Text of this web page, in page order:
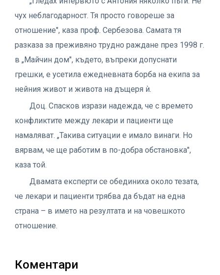
чух неблагодарност. Тя просто говореше за
отношение", каза проф. Сербезова. Самата тя
разказа за преживяно трудно раждане през 1998 г.
в „Майчин дом", където, въпреки допуснати
грешки, е усетила ежедневната борба на екипа за
нейния живот и живота на дъщеря ѝ.
Доц. Спасков изрази надежда, че с времето
конфликтите между лекари и пациенти ще
намаляват. „Такива ситуации е имало винаги. Но
вярвам, че ще работим в по-добра обстановка",
каза той.
Двамата експерти се обединиха около тезата,
че лекари и пациенти трябва да бъдат на една
страна – в името на резултата и на човешкото
отношение.
Коментари